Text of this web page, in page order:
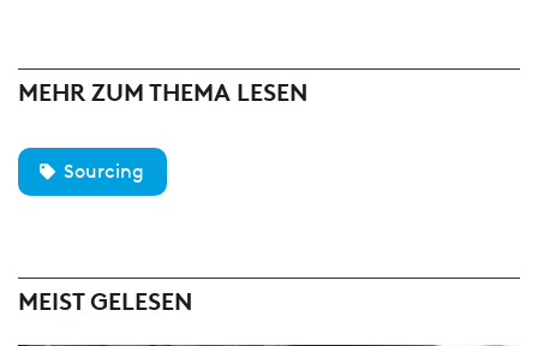
MEHR ZUM THEMA LESEN
Sourcing
MEIST GELESEN